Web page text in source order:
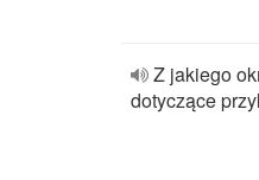
Z jakiego
dotyczące